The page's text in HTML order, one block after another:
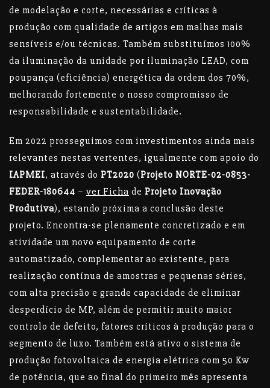
de modelação e corte, necessárias e críticas à
produção com qualidade de artigos em malhas mais
sensíveis e/ou técnicas. Também substituímos 100%
da iluminação da unidade por iluminação LEAD, com
poupança (eficiência) energética da ordem dos 70%,
melhorando fortemente o nosso compromisso de
responsabilidade e sustentabilidade.
Em 2022 prosseguimos com investimentos ainda mais
relevantes nestas vertentes, igualmente com apoio do
IAPMEI, através do PT2020 (Projeto NORTE-02-0853-
FEDER-180644 – ver Ficha de Projeto Inovação
Produtiva), estando próxima a conclusão deste
projeto. Encontra-se plenamente concretizado e em
atividade um novo equipamento de corte
automatizado, complementar ao existente, para
realização contínua de amostras e pequenas séries,
com alta precisão e grande capacidade de eliminar
desperdício de MP, além de permitir muito maior
controlo de defeito, fatores críticos à produção para o
segmento de luxo. Também está ativo o sistema de
produção fotovoltaica de energia elétrica com 50 Kw
de potência, que ao final do primeiro mês apresenta